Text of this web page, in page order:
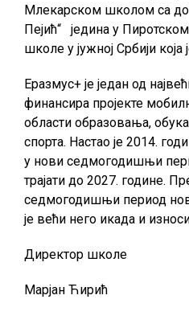
Млекарском школом са
Пејић“ једина у
школе у јужној Србији која
Еразмус+ је један од
финансира пројекте
области образовања,
спорта. Настао је 2014.
у нови седмогодишњи
трајати до 2027. године.
седмогодишњи период
је већи него икада и
Директор школе
Марјан Ћирић